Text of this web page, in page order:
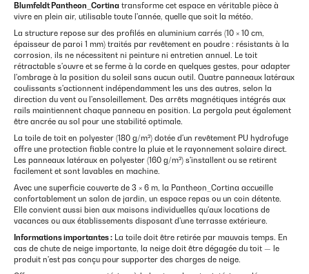
Blumfeldt Pantheon_Cortina transforme cet espace en véritable pièce à
vivre en plein air, utilisable toute l'année, quelle que soit la météo.
La structure repose sur des profilés en aluminium carrés (10 × 10 cm,
épaisseur de paroi 1 mm) traités par revêtement en poudre : résistants à la
corrosion, ils ne nécessitent ni peinture ni entretien annuel. Le toit
rétractable s'ouvre et se ferme à la corde en quelques gestes, pour adapter
l'ombrage à la position du soleil sans aucun outil. Quatre panneaux latéraux
coulissants s'actionnent indépendamment les uns des autres, selon la
direction du vent ou l'ensoleillement. Des arrêts magnétiques intégrés aux
rails maintiennent chaque panneau en position. La pergola peut également
être ancrée au sol pour une stabilité optimale.
La toile de toit en polyester (180 g/m²) dotée d'un revêtement PU hydrofuge
offre une protection fiable contre la pluie et le rayonnement solaire direct.
Les panneaux latéraux en polyester (160 g/m²) s'installent ou se retirent
facilement et sont lavables en machine.
Avec une superficie couverte de 3 × 6 m, la Pantheon_Cortina accueille
confortablement un salon de jardin, un espace repas ou un coin détente.
Elle convient aussi bien aux maisons individuelles qu'aux locations de
vacances ou aux établissements disposant d'une terrasse extérieure.
Informations importantes : La toile doit être retirée par mauvais temps. En
cas de chute de neige importante, la neige doit être dégagée du toit — le
produit n'est pas conçu pour supporter des charges de neige.